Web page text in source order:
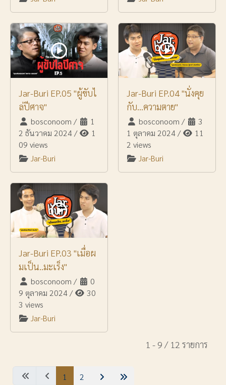
Jar-Buri EP.05 "ผู้ขับไ
ล่ปีศาจ"
bosconoom /
1
2 ธันวาคม 2024/
1
09 views
Jar-Buri
Jar-Buri EP.04 "นั่งคุย
กับ...ความตาย"
bosconoom /
3
1 ตุลาคม 2024/
11
2 views
Jar-Buri
Jar-Buri EP.03 "เมื่อผ
มเป็น..มะเร็ง"
bosconoom /
0
9 ตุลาคม 2024/
30
3 views
Jar-Buri
1 - 9 / 12 รายการ
1 2